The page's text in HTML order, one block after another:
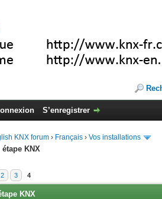
S’enregistrer
KNX forum › Français › Vos installations
KNX
2 3 4
KNX